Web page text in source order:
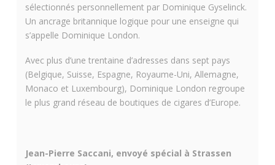
sélectionnés personnellement par Dominique Gyselinck.
Un ancrage britannique logique pour une enseigne qui
s’appelle Dominique London.
Avec plus d’une trentaine d’adresses dans sept pays
(Belgique, Suisse, Espagne, Royaume-Uni, Allemagne,
Monaco et Luxembourg), Dominique London regroupe
le plus grand réseau de boutiques de cigares d’Europe.
Jean-Pierre Saccani, envoyé spécial à Strassen